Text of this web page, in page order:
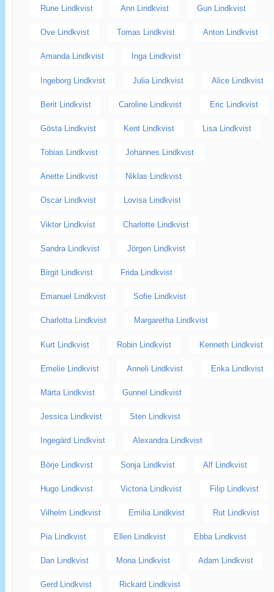
Rune Lindkvist Ann Lindkvist Gun Lindkvist
Ove Lindkvist Tomas Lindkvist Anton Lindkvist
Amanda Lindkvist Inga Lindkvist
Ingeborg Lindkvist Julia Lindkvist Alice Lindkvist
Berit Lindkvist Caroline Lindkvist Eric Lindkvist
Gösta Lindkvist Kent Lindkvist Lisa Lindkvist
Tobias Lindkvist Johannes Lindkvist
Anette Lindkvist Niklas Lindkvist
Oscar Lindkvist Lovisa Lindkvist
Viktor Lindkvist Charlotte Lindkvist
Sandra Lindkvist Jörgen Lindkvist
Birgit Lindkvist Frida Lindkvist
Emanuel Lindkvist Sofie Lindkvist
Charlotta Lindkvist Margaretha Lindkvist
Kurt Lindkvist Robin Lindkvist Kenneth Lindkvist
Emelie Lindkvist Anneli Lindkvist Erika Lindkvist
Märta Lindkvist Gunnel Lindkvist
Jessica Lindkvist Sten Lindkvist
Ingegärd Lindkvist Alexandra Lindkvist
Börje Lindkvist Sonja Lindkvist Alf Lindkvist
Hugo Lindkvist Victoria Lindkvist Filip Lindkvist
Vilhelm Lindkvist Emilia Lindkvist Rut Lindkvist
Pia Lindkvist Ellen Lindkvist Ebba Lindkvist
Dan Lindkvist Mona Lindkvist Adam Lindkvist
Gerd Lindkvist Rickard Lindkvist